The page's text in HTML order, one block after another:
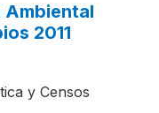
Ambiental
2011
y Censos